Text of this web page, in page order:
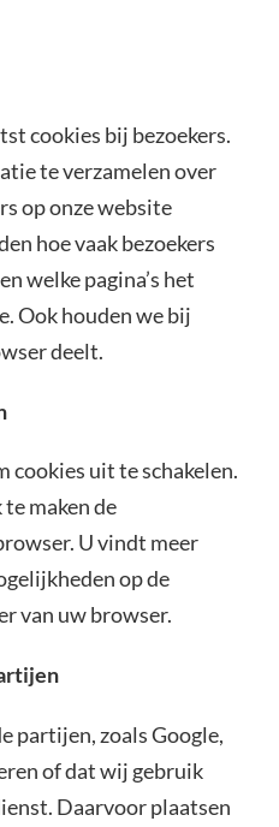
cookies bij bezoekers.
te verzamelen over
op onze website
hoe vaak bezoekers
welke pagina’s het
Ook houden we bij
deelt.
cookies uit te schakelen.
maken de
U vindt meer
op de
van uw browser.
partijen, zoals Google,
of dat wij gebruik
Daarvoor plaatsen